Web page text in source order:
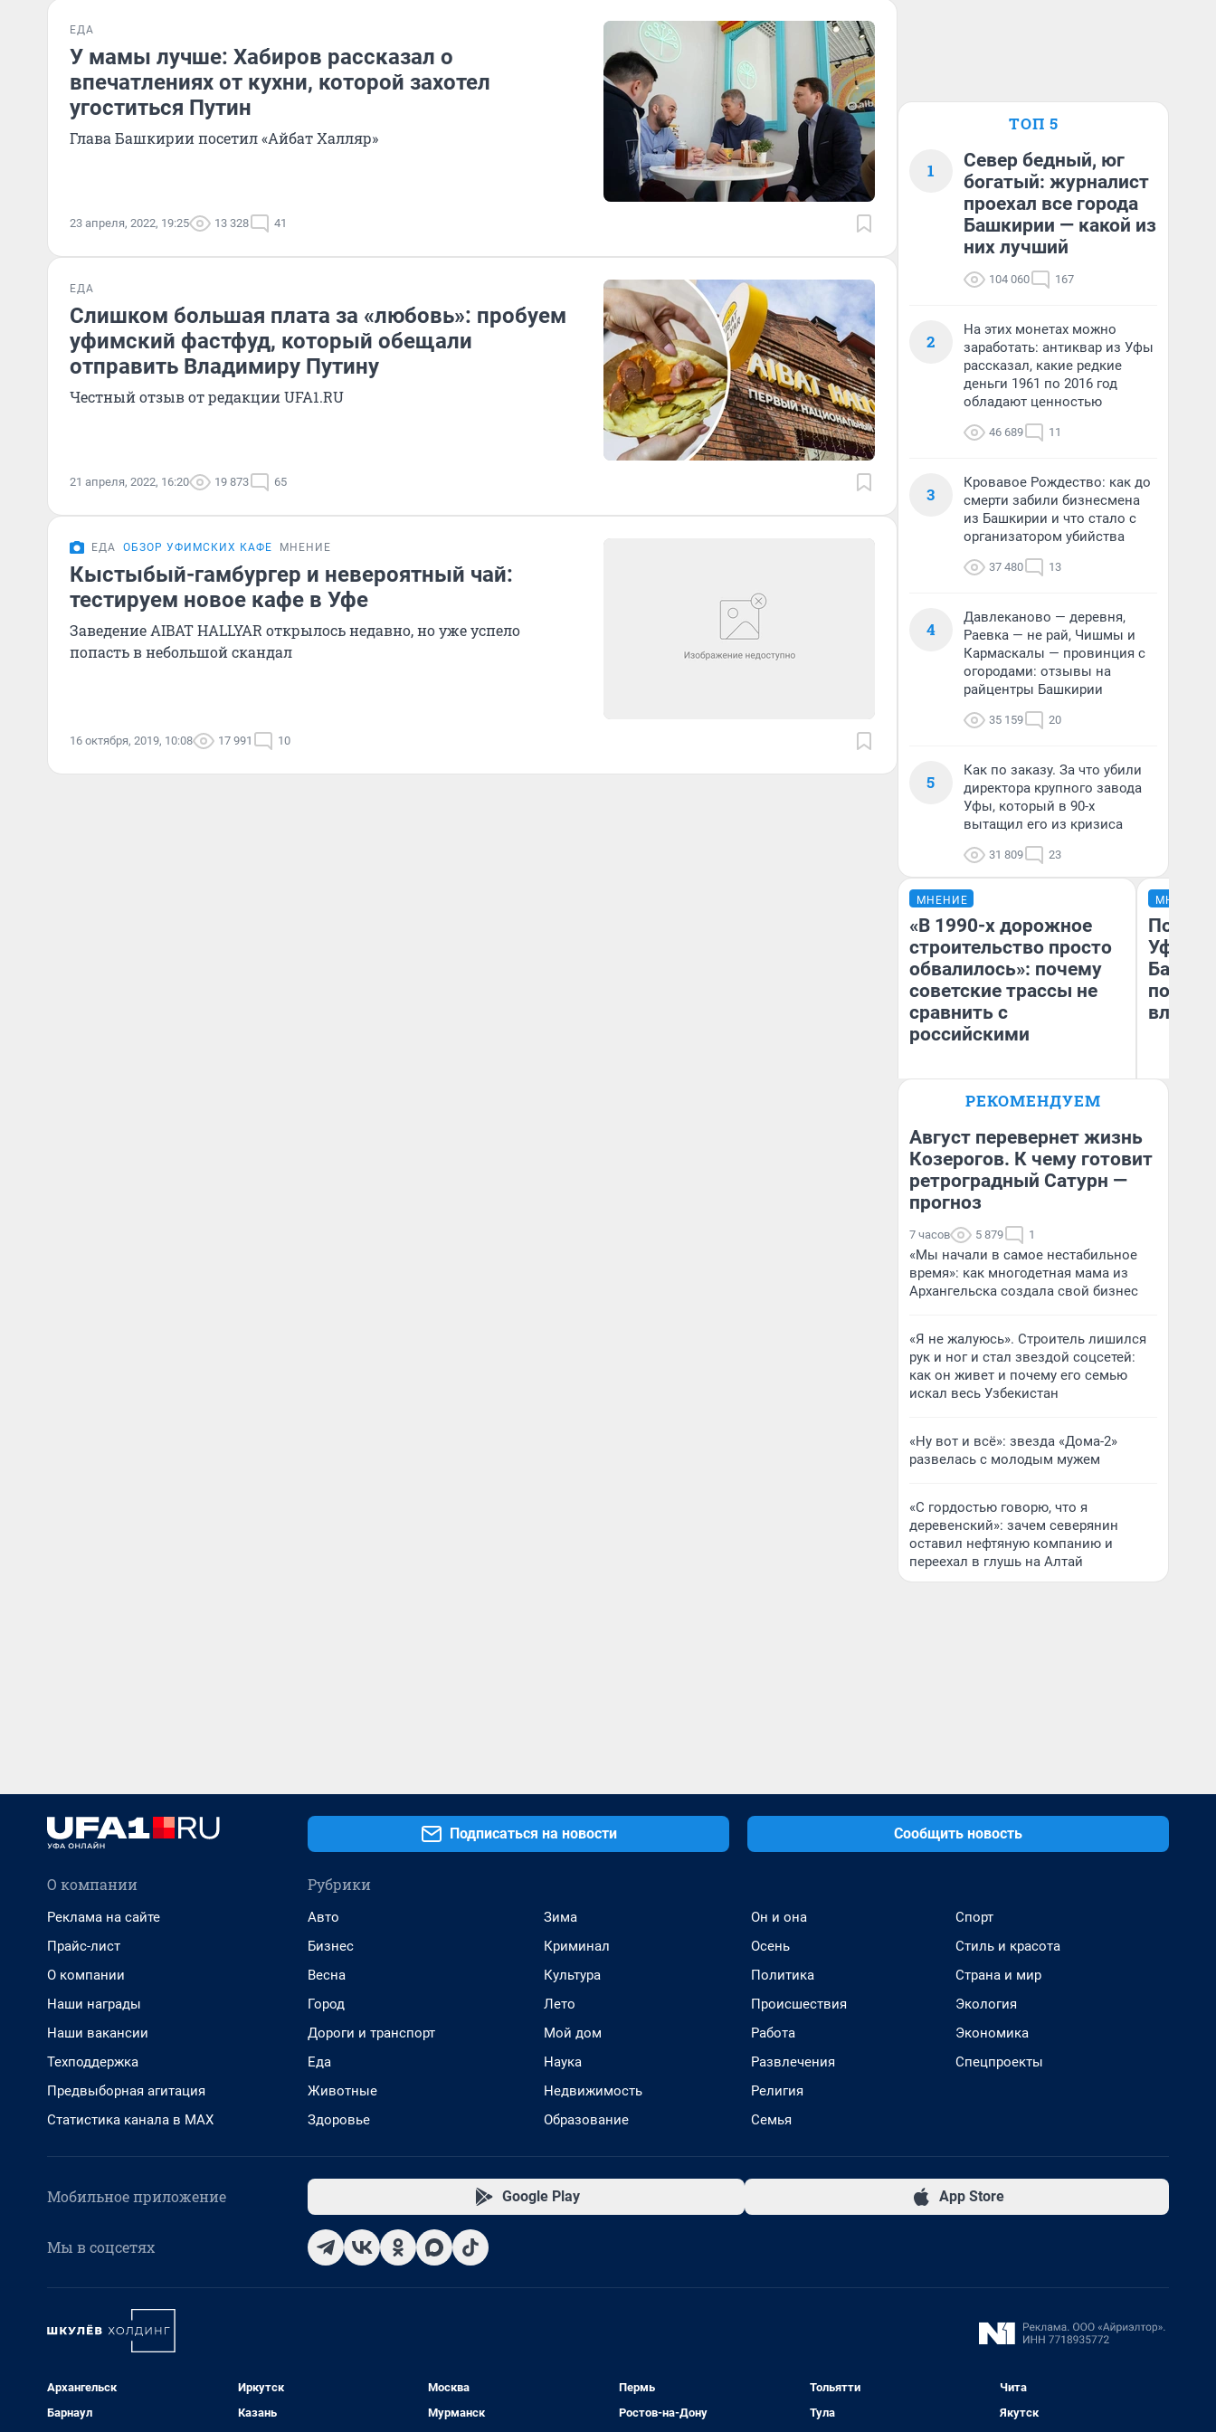
ЕДА
У мамы лучше: Хабиров рассказал о
впечатлениях от кухни, которой захотел
угоститься Путин
Глава Башкирии посетил «Айбат Халляр»
23 апреля, 2022, 19:25 13 328 41
ЕДА
Слишком большая плата за «любовь»: пробуем
уфимский фастфуд, который обещали
отправить Владимиру Путину
Честный отзыв от редакции UFA1.RU
21 апреля, 2022, 16:20 19 873 65
ЕДА ОБЗОР УФИМСКИХ КАФЕ МНЕНИЕ
Кыстыбый-гамбургер и невероятный чай:
тестируем новое кафе в Уфе
Заведение AIBAT HALLYAR открылось недавно, но уже успело
попасть в небольшой скандал
16 октября, 2019, 10:08 17 991 10
ТОП 5
1
Север бедный, юг
богатый: журналист
проехал все города
Башкирии — какой из
них лучший
104 060 167
2
На этих монетах можно
заработать: антиквар из Уфы
рассказал, какие редкие
деньги 1961 по 2016 год
обладают ценностью
46 689 11
3
Кровавое Рождество: как до
смерти забили бизнесмена
из Башкирии и что стало с
организатором убийства
37 480 13
4
Давлеканово — деревня,
Раевка — не рай, Чишмы и
Кармаскалы — провинция с
огородами: отзывы на
райцентры Башкирии
35 159 20
5
Как по заказу. За что убили
директора крупного завода
Уфы, который в 90-х
вытащил его из кризиса
31 809 23
МНЕНИЕ
«В 1990-х дорожное
строительство просто
обвалилось»: почему
советские трассы не
сравнить с
российскими
Блогер, предприниматель,
бизнесе
МНЕНИЕ
Уфы:
РЕКОМЕНДУЕМ
Август перевернет жизнь
Козерогов. К чему готовит
ретроградный Сатурн —
прогноз
7 часов 5 879 1
«Мы начали в самое нестабильное
время»: как многодетная мама из
Архангельска создала свой бизнес
«Я не жалуюсь». Строитель лишился
рук и ног и стал звездой соцсетей:
как он живет и почему его семью
искал весь Узбекистан
«Ну вот и всё»: звезда «Дома-2»
развелась с молодым мужем
«С гордостью говорю, что я
деревенский»: зачем северянин
оставил нефтяную компанию и
переехал в глушь на Алтай
Подписаться на новости Сообщить новость
О компании
Реклама на сайте
Прайс-лист
О компании
Наши награды
Наши вакансии
Техподдержка
Предвыборная агитация
Статистика канала в MAX
Рубрики
Авто
Бизнес
Весна
Город
Дороги и транспорт
Еда
Животные
Здоровье
Зима
Криминал
Культура
Лето
Мой дом
Наука
Недвижимость
Образование
Он и она
Осень
Политика
Происшествия
Работа
Развлечения
Религия
Семья
Спорт
Стиль и красота
Страна и мир
Экология
Экономика
Спецпроекты
Мобильное приложение Google Play App Store
Мы в соцсетях
Архангельск
Барнаул
Иркутск
Казань
Москва
Мурманск
Пермь
Ростов-на-Дону
Тольятти
Тула
Чита
Якутск